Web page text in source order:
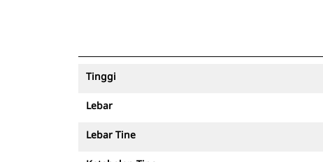
Tinggi
Lebar
Lebar Tine